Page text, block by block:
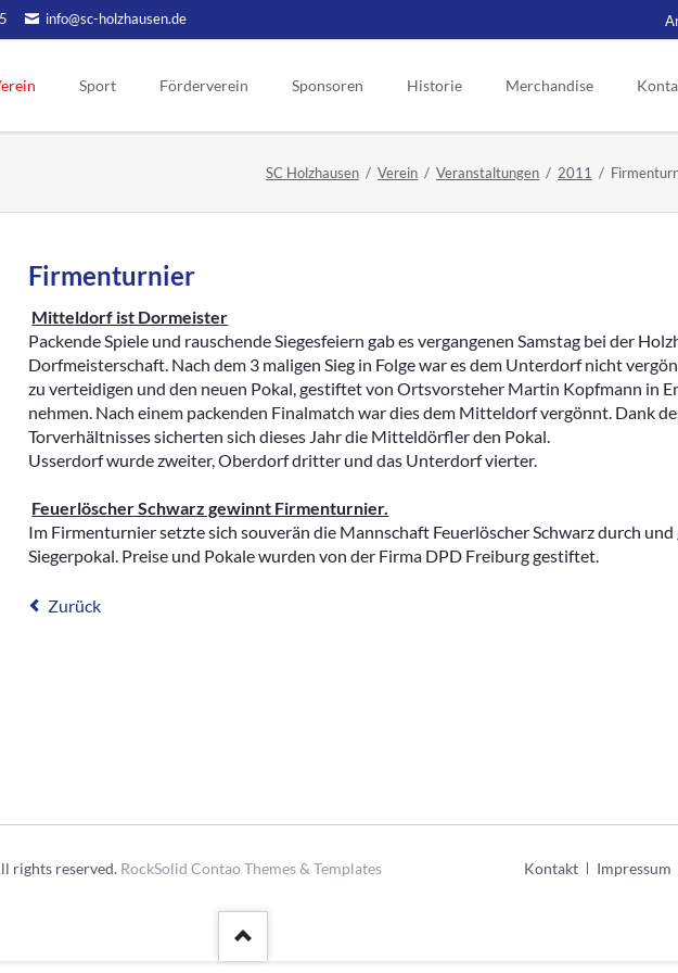
info@sc-holzhausen.de
Aktuelles
Archivberichte bis 2019
Archivberichte 2020-2022
Archivberichte 2023-2024
Sport
Mannschaft Ü50
Aerobic / Fitness
Kinderturnen
Ex
Förderverein
Werbepartner
Historie FV
Jubiläen des Fördervereins
Vorstand früherer Jahre
Ehrentafel des FV
Sponsoren Historie
Ehrenvorsitzende
Tag der Ehrenmitglieder
ehemaliger Vorstand
Vorsitzende seit 1929
Aktive
Jugend
Alte Herren
Sportgelände
Grümpelturnier
Merchandise
Suche
SC Holzhausen Verein Veranstaltungen 2011
Firmenturnier
Mitteldorf ist Dormeister
Packende Spiele und rauschende Siegesfeiern gab es vergangenen Samstag bei der
Dorfmeisterschaft. Nach dem 3 maligen Sieg in Folge war es dem Unterdorf nicht
zu verteidigen und den neuen Pokal, gestiftet von Ortsvorsteher Martin Kopfmann in
nehmen. Nach einem packenden Finalmatch war dies dem Mitteldorf vergönnt. Dank
Torverhältnisses sicherten sich dieses Jahr die Mitteldörfler den Pokal.
Usserdorf wurde zweiter, Oberdorf dritter und das Unterdorf vierter.
Feuerlöscher Schwarz gewinnt Firmenturnier.
Im Firmenturnier setzte sich souverän die Mannschaft Feuerlöscher Schwarz durch und
Siegerpokal. Preise und Pokale wurden von der Firma DPD Freiburg gestiftet.
Zurück
rights reserved. RockSolid Contao Themes & Templates
Navigation
Kontakt Impressum